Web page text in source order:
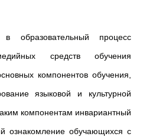
образовательный процесс
средств обучения
компонентов обучения,
языковой и культурной
компонентам инвариантный
ознакомление обучающихся с